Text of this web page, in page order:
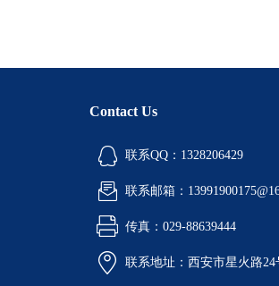
Contact Us
联系QQ：1328206429
联系邮箱：
传真：029-88639444
联系地址：西安市星火路24